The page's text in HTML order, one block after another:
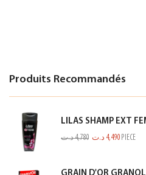
Produits Recommandés
LILAS SHAMP EXT
4,780د.ت 4,490 د.ت PIECE